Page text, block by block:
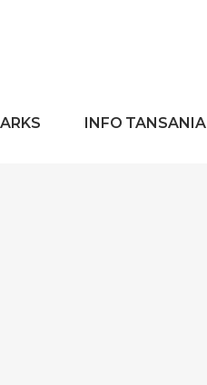
INFO TANSANIA